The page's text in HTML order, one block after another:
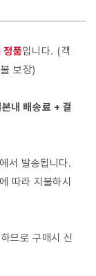
정품입니다. (객
보장)
내 배송료 + 결
서 발송됩니다.
따라 지불하시
므로 구매시 신